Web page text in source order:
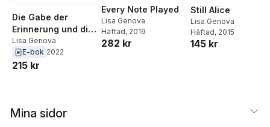
Die Gabe der
Erinnerung und die
Kunst des
Vergessens
Lisa Genova
E-bok 2022
215 kr
Every Note Played
Lisa Genova
Häftad, 2019
282 kr
Still Alice
Lisa Genova
Häftad, 2015
145 kr
Mina sidor